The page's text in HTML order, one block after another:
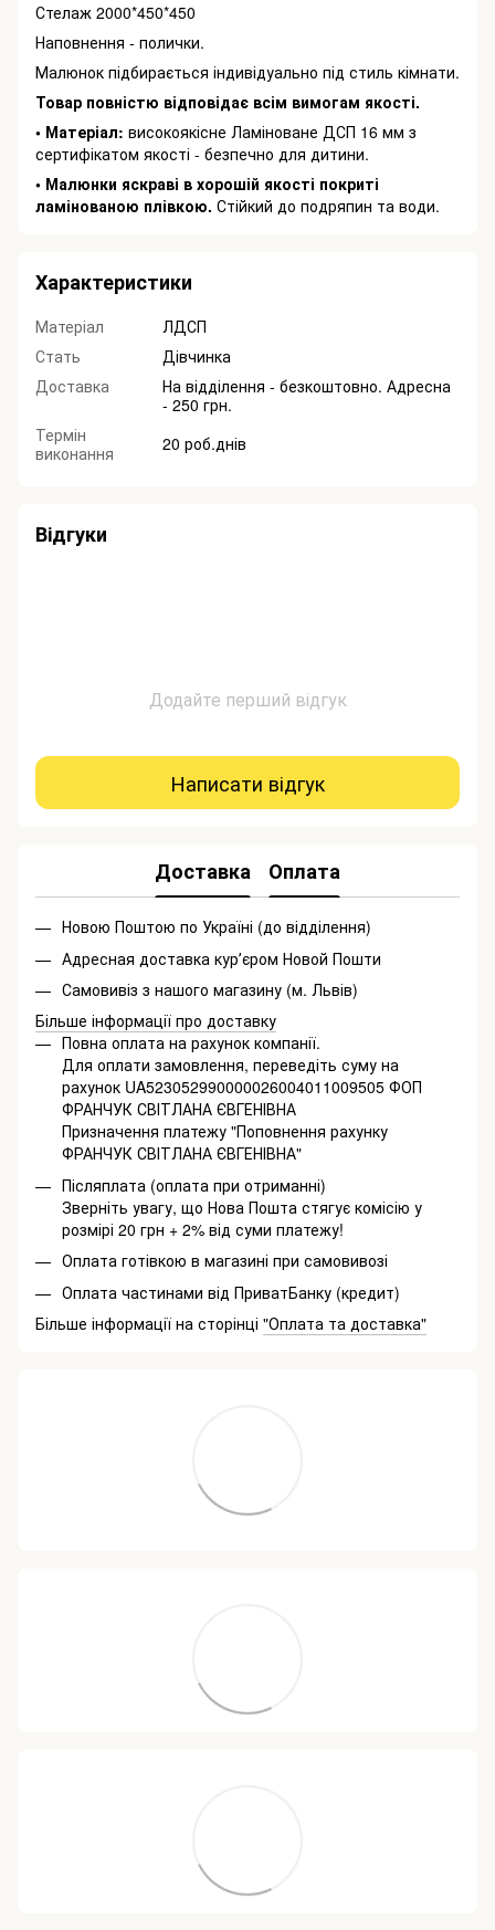
Стелаж 2000*450*450
Наповнення - полички.
Малюнок підбирається індивідуально під стиль кімнати.
Товар повністю відповідає всім вимогам якості.
• Матеріал: високоякісне Ламіноване ДСП 16 мм з
сертифікатом якості - безпечно для дитини.
• Малюнки яскраві в хорошій якості покриті
ламінованою плівкою. Стійкий до подряпин та води.
Характеристики
Матеріал
ЛДСП
Стать
Дівчинка
Доставка
На відділення - безкоштовно. Адресна
- 250 грн.
Термін
виконання
20 роб.днів
Відгуки
Додайте перший відгук
Написати відгук
Доставка Оплата
Новою Поштою по Україні (до відділення)
Адресная доставка курʼєром Новой Пошти
Самовивіз з нашого магазину (м. Львів)
Більше інформації про доставку
Повна оплата на рахунок компанії.
Для оплати замовлення, переведіть суму на
рахунок UA523052990000026004011009505 ФОП
ФРАНЧУК СВІТЛАНА ЄВГЕНІВНА
Призначення платежу "Поповнення рахунку
ФРАНЧУК СВІТЛАНА ЄВГЕНІВНА"
Післяплата (оплата при отриманні)
Зверніть увагу, що Нова Пошта стягує комісію у
розмірі 20 грн + 2% від суми платежу!
Оплата готівкою в магазині при самовивозі
Оплата частинами від ПриватБанку (кредит)
Більше інформації на сторінці "Оплата та доставка"